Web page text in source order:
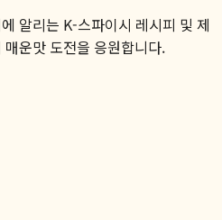
알리는 K-스파이시 레시피 및 제
운맛 도전을 응원합니다.